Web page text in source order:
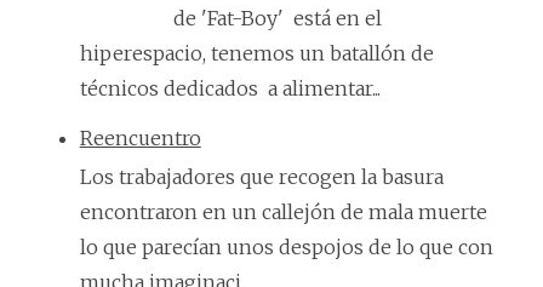
de 'Fat-Boy' está en el
hiperespacio, tenemos un batallón de
técnicos dedicados a alimentar...
Reencuentro
Los trabajadores que recogen la basura
encontraron en un callejón de mala muerte
lo que parecían unos despojos de lo que con